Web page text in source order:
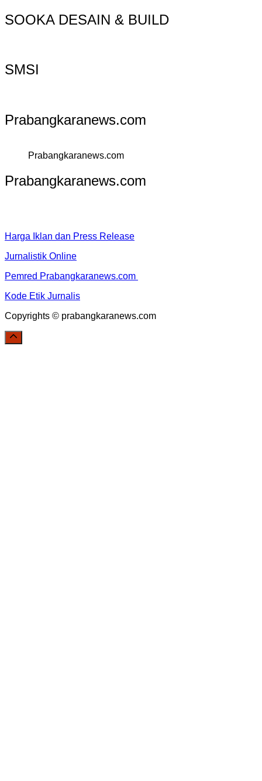
SOOKA DESAIN & BUILD
SMSI
Prabangkaranews.com
Prabangkaranews.com
Prabangkaranews.com
Harga Iklan dan Press Release
Jurnalistik Online
Pemred Prabangkaranews.com
Kode Etik Jurnalis
Copyrights © prabangkaranews.com